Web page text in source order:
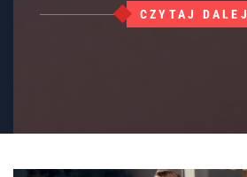
CZYTAJ DALEJ